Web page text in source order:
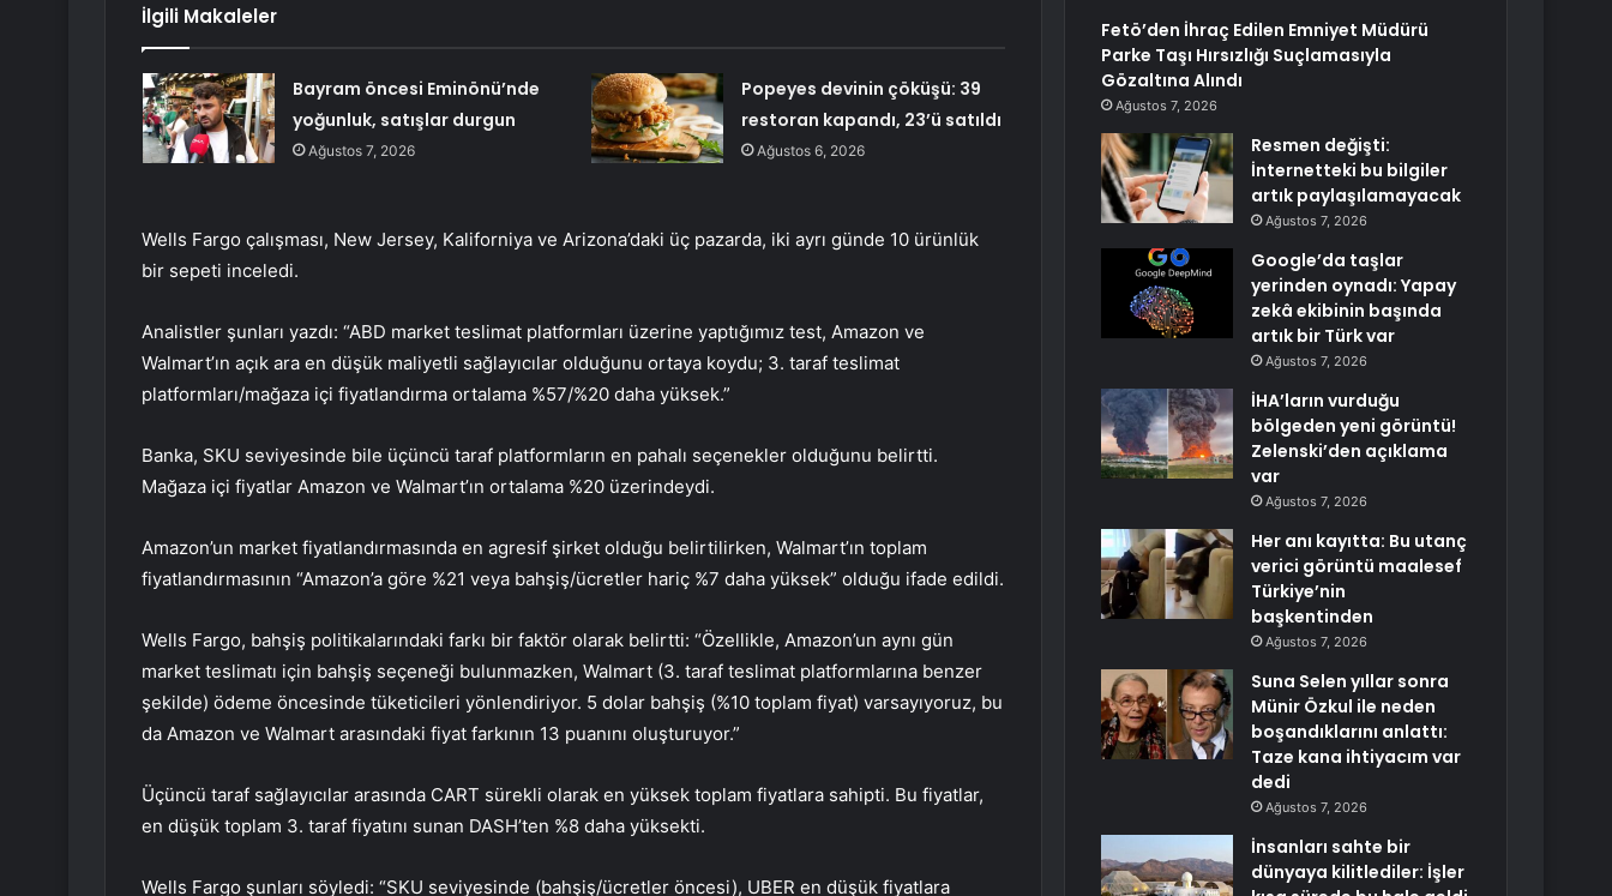
İlgili Makaleler
Bayram öncesi Eminönü’nde
yoğunluk, satışlar durgun
Ağustos 7, 2026
Popeyes devinin çöküşü: 39
restoran kapandı, 23’ü satıldı
Ağustos 6, 2026
Wells Fargo çalışması, New Jersey, Kaliforniya ve Arizona’daki üç pazarda, iki ayrı günde 10 ürünlük
bir sepeti inceledi.
Analistler şunları yazdı: “ABD market teslimat platformları üzerine yaptığımız test, Amazon ve
Walmart’ın açık ara en düşük maliyetli sağlayıcılar olduğunu ortaya koydu; 3. taraf teslimat
platformları/mağaza içi fiyatlandırma ortalama %57/%20 daha yüksek.”
Banka, SKU seviyesinde bile üçüncü taraf platformların en pahalı seçenekler olduğunu belirtti.
Mağaza içi fiyatlar Amazon ve Walmart’ın ortalama %20 üzerindeydi.
Amazon’un market fiyatlandırmasında en agresif şirket olduğu belirtilirken, Walmart’ın toplam
fiyatlandırmasının “Amazon’a göre %21 veya bahşiş/ücretler hariç %7 daha yüksek” olduğu ifade edildi.
Wells Fargo, bahşiş politikalarındaki farkı bir faktör olarak belirtti: “Özellikle, Amazon’un aynı gün
market teslimatı için bahşiş seçeneği bulunmazken, Walmart (3. taraf teslimat platformlarına benzer
şekilde) ödeme öncesinde tüketicileri yönlendiriyor. 5 dolar bahşiş (%10 toplam fiyat) varsayıyoruz, bu
da Amazon ve Walmart arasındaki fiyat farkının 13 puanını oluşturuyor.”
Üçüncü taraf sağlayıcılar arasında CART sürekli olarak en yüksek toplam fiyatlara sahipti. Bu fiyatlar,
en düşük toplam 3. taraf fiyatını sunan DASH’ten %8 daha yüksekti.
Wells Fargo şunları söyledi: “SKU seviyesinde (bahşiş/ücretler öncesi), UBER en düşük fiyatlara
Fetö’den İhraç Edilen Emniyet Müdürü
Parke Taşı Hırsızlığı Suçlamasıyla
Gözaltına Alındı
Ağustos 7, 2026
Resmen değişti:
İnternetteki bu bilgiler
artık paylaşılamayacak
Ağustos 7, 2026
Google’da taşlar
yerinden oynadı: Yapay
zekâ ekibinin başında
artık bir Türk var
Ağustos 7, 2026
İHA’ların vurduğu
bölgeden yeni görüntü!
Zelenski’den açıklama
var
Ağustos 7, 2026
Her anı kayıtta: Bu utanç
verici görüntü maalesef
Türkiye’nin
başkentinden
Ağustos 7, 2026
Suna Selen yıllar sonra
Münir Özkul ile neden
boşandıklarını anlattı:
Taze kana ihtiyacım var
dedi
Ağustos 7, 2026
İnsanları sahte bir
dünyaya kilitlediler: İşler